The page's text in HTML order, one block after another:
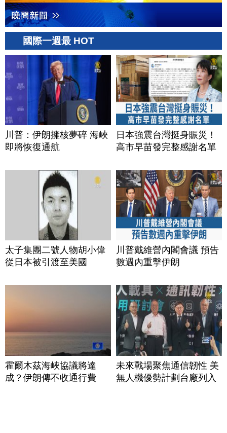
國際一週最 HOT
川普：伊朗擁核夢碎 海峽
即將恢復通航
日本強震台灣挺身賑災！
高市早苗發完整感謝名單
太子集團二號人物胡小偉
從日本被引渡至美國
川普戴維營內閣會議 預告
數週內重擊伊朗
霍爾木茲海峽協議將達
成？伊朗傳不收通行費
未來戰場聚焦通信韌性 美
無人機優勢計劃台廠列入